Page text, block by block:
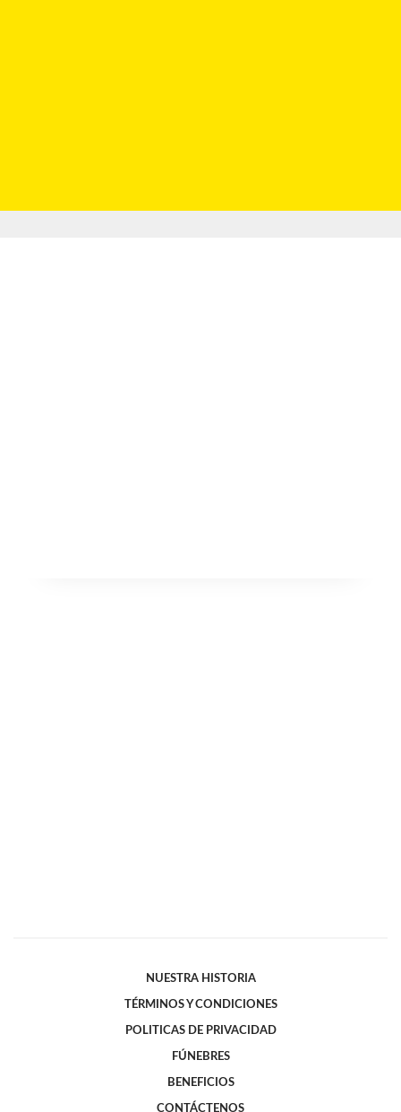
NUESTRA HISTORIA
TÉRMINOS Y CONDICIONES
POLITICAS DE PRIVACIDAD
FÚNEBRES
BENEFICIOS
CONTÁCTENOS